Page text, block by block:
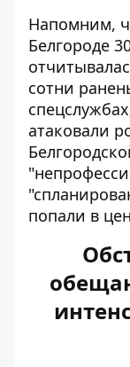
Напомним,
Белгороде
сотни
атаковали
попали в